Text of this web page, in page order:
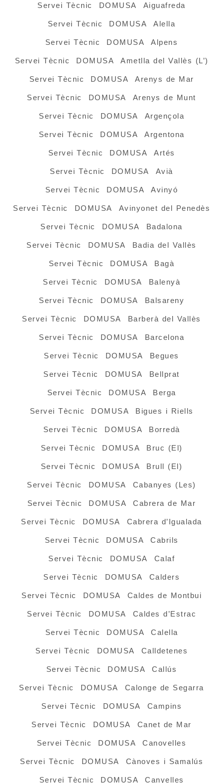
Servei Tècnic DOMUSA Aiguafreda
Servei Tècnic DOMUSA Alella
Servei Tècnic DOMUSA Alpens
Servei Tècnic DOMUSA Ametlla del Vallès (L’)
Servei Tècnic DOMUSA Arenys de Mar
Servei Tècnic DOMUSA Arenys de Munt
Servei Tècnic DOMUSA Argençola
Servei Tècnic DOMUSA Argentona
Servei Tècnic DOMUSA Artés
Servei Tècnic DOMUSA Avià
Servei Tècnic DOMUSA Avinyó
Servei Tècnic DOMUSA Avinyonet del Penedès
Servei Tècnic DOMUSA Badalona
Servei Tècnic DOMUSA Badia del Vallès
Servei Tècnic DOMUSA Bagà
Servei Tècnic DOMUSA Balenyà
Servei Tècnic DOMUSA Balsareny
Servei Tècnic DOMUSA Barberà del Vallès
Servei Tècnic DOMUSA Barcelona
Servei Tècnic DOMUSA Begues
Servei Tècnic DOMUSA Bellprat
Servei Tècnic DOMUSA Berga
Servei Tècnic DOMUSA Bigues i Riells
Servei Tècnic DOMUSA Borredà
Servei Tècnic DOMUSA Bruc (El)
Servei Tècnic DOMUSA Brull (El)
Servei Tècnic DOMUSA Cabanyes (Les)
Servei Tècnic DOMUSA Cabrera de Mar
Servei Tècnic DOMUSA Cabrera d’Igualada
Servei Tècnic DOMUSA Cabrils
Servei Tècnic DOMUSA Calaf
Servei Tècnic DOMUSA Calders
Servei Tècnic DOMUSA Caldes de Montbui
Servei Tècnic DOMUSA Caldes d’Estrac
Servei Tècnic DOMUSA Calella
Servei Tècnic DOMUSA Calldetenes
Servei Tècnic DOMUSA Callús
Servei Tècnic DOMUSA Calonge de Segarra
Servei Tècnic DOMUSA Campins
Servei Tècnic DOMUSA Canet de Mar
Servei Tècnic DOMUSA Canovelles
Servei Tècnic DOMUSA Cànoves i Samalús
Servei Tècnic DOMUSA Canyelles